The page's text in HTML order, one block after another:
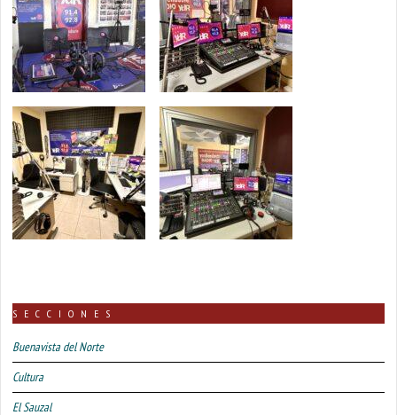
SECCIONES
Buenavista del Norte
Cultura
El Sauzal